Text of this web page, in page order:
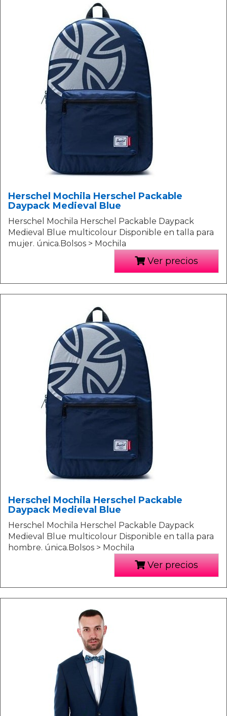
Herschel Mochila Herschel Packable
Daypack Medieval Blue
Herschel Mochila Herschel Packable Daypack
Medieval Blue multicolour Disponible en talla para
mujer. única.Bolsos > Mochila
Ver precios
Herschel Mochila Herschel Packable
Daypack Medieval Blue
Herschel Mochila Herschel Packable Daypack
Medieval Blue multicolour Disponible en talla para
hombre. única.Bolsos > Mochila
Ver precios